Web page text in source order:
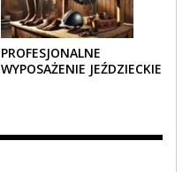
PROFESJONALNE
WYPOSAŻENIE JEŹDZIECKIE